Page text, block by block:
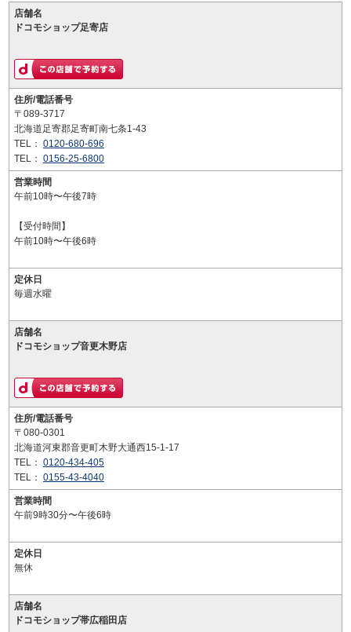
店舗名
ドコモショップ足寄店
住所/電話番号
〒089-3717
北海道足寄郡足寄町南七条1-43
TEL： 0120-680-696
TEL： 0156-25-6800
営業時間
午前10時〜午後7時
【受付時間】
午前10時〜午後6時
定休日
毎週水曜
店舗名
ドコモショップ音更木野店
住所/電話番号
〒080-0301
北海道河東郡音更町木野大通西15-1-17
TEL： 0120-434-405
TEL： 0155-43-4040
営業時間
午前9時30分〜午後6時
定休日
無休
店舗名
ドコモショップ帯広稲田店